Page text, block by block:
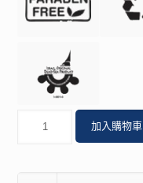
加入購物車